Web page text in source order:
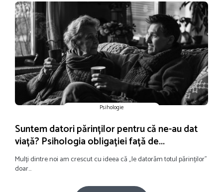
Psihologie
Suntem datori părinților pentru că ne-au dat
viață? Psihologia obligației față de...
Mulți dintre noi am crescut cu ideea că „le datorăm totul părinților”
doar...